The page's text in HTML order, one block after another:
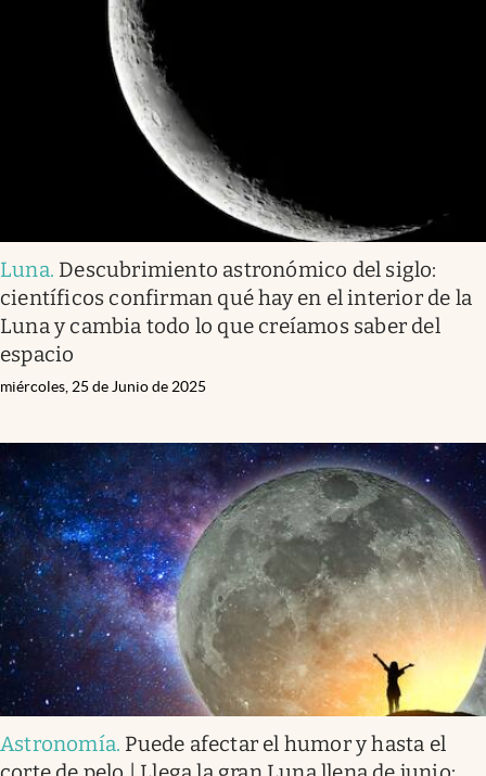
Luna. Descubrimiento astronómico del siglo:
científicos confirman qué hay en el interior de la
Luna y cambia todo lo que creíamos saber del
espacio
miércoles, 25 de Junio de 2025
Astronomía. Puede afectar el humor y hasta el